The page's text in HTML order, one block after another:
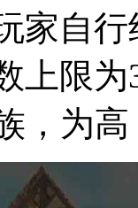
家自
上限
，为高